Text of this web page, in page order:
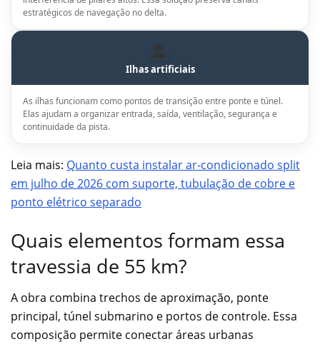
estratégicos de navegação no delta.
🏝️
Ilhas artificiais
As ilhas funcionam como pontos de transição entre ponte e túnel.
Elas ajudam a organizar entrada, saída, ventilação, segurança e
continuidade da pista.
Leia mais: Quanto custa instalar ar-condicionado split
em julho de 2026 com suporte, tubulação de cobre e
ponto elétrico separado
Quais elementos formam essa
travessia de 55 km?
A obra combina trechos de aproximação, ponte
principal, túnel submarino e portos de controle. Essa
composição permite conectar áreas urbanas